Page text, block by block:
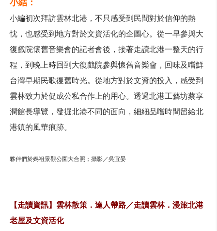
小結：
小編初次拜訪雲林北港，不只感受到民間對於信仰的熱
忱，也感受到地方對於文資活化的企圖心。從一早參與大
復戲院懷舊音樂會的記者會後，接著走讀北港一整天的行
程，到晚上時回到大復戲院參與懷舊音樂會，回味及嚐鮮
台灣早期民歌復舊時光。從地方對於文資的投入，感受到
雲林致力於促成公私合作上的用心。透過北港工藝坊蔡享
潤館長導覽，發掘北港不同的面向，細細品嚐時間留給北
港鎮的風華痕跡。
夥伴們於媽祖景觀公園大合照；攝影／吳宜晏
【走讀資訊】雲林散策．達人帶路／走讀雲林．漫旅北港
老屋及文資活化